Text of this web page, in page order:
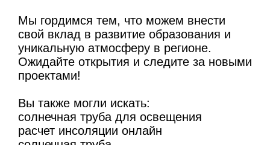
Мы гордимся тем, что можем внести
свой вклад в развитие образования и
уникальную атмосферу в регионе.
Ожидайте открытия и следите за новыми
проектами!
Вы также могли искать:
солнечная труба для освещения
расчет инсоляции онлайн